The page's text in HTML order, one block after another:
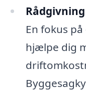
En fokus
hjælpe dig